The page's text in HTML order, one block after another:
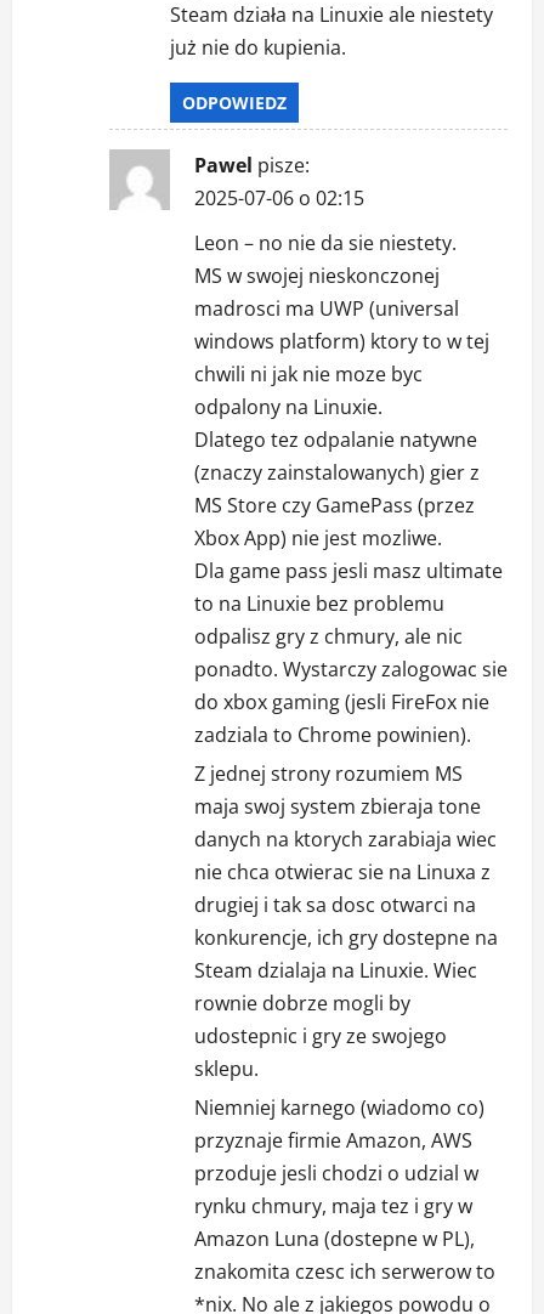
Steam działa na Linuxie ale niestety
już nie do kupienia.
ODPOWIEDZ
Pawel pisze:
2025-07-06 o 02:15
Leon – no nie da sie niestety.
MS w swojej nieskonczonej
madrosci ma UWP (universal
windows platform) ktory to w tej
chwili ni jak nie moze byc
odpalony na Linuxie.
Dlatego tez odpalanie natywne
(znaczy zainstalowanych) gier z
MS Store czy GamePass (przez
Xbox App) nie jest mozliwe.
Dla game pass jesli masz ultimate
to na Linuxie bez problemu
odpalisz gry z chmury, ale nic
ponadto. Wystarczy zalogowac sie
do xbox gaming (jesli FireFox nie
zadziala to Chrome powinien).
Z jednej strony rozumiem MS
maja swoj system zbieraja tone
danych na ktorych zarabiaja wiec
nie chca otwierac sie na Linuxa z
drugiej i tak sa dosc otwarci na
konkurencje, ich gry dostepne na
Steam dzialaja na Linuxie. Wiec
rownie dobrze mogli by
udostepnic i gry ze swojego
sklepu.
Niemniej karnego (wiadomo co)
przyznaje firmie Amazon, AWS
przoduje jesli chodzi o udzial w
rynku chmury, maja tez i gry w
Amazon Luna (dostepne w PL),
znakomita czesc ich serwerow to
*nix. No ale z jakiegos powodu o